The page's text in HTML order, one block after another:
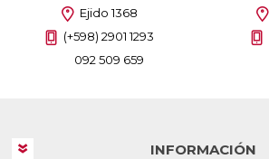
Ejido 1368
(+598) 2901 1293
092 509 659
INFORMACIÓN